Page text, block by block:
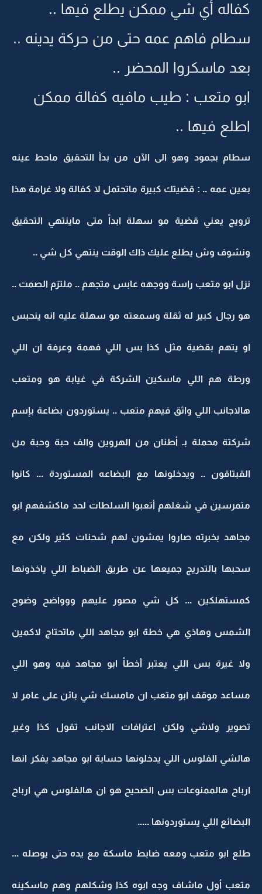
كفاله أي شي ممكن يطلع فيها ..
سطام فاهم عمه حتى من حركة يدينه ..
بعد ماسكروا المحضر ..
ابو متعب : طيب مافيه كفالة ممكن
اطلع فيها ..
سطام بجمود وهو الى الآن من بدأ التحقيق ماحط عينه
بعين عمه .. : قضيتك كبيرة ماتحتمل لا كفالة ولا غرامة هذا
ترويج يعني قضية مو سهلة ابداً متى ماينتهي التحقيق
ونشوف وش يطلع عليك ذاك الوقت ينتهي كل شي ..
نزل ابو متعب راسة ووجهه عابس متجهم .. ملتزم الصمت ..
هو رجال كبير له ثقلة وسمعته مو سهلة عليه انه ينحبس
او يتهم بقضية مثل كذا بس اللي فهمة وعرفة ان اللي
ورطة هم اللي ماسكين الشركة في غيابة هو ومتعب
هالاجانب اللي واثق فيهم متعب .. يستوردون بضاعة بإسم
شركتة محملة بـ أطنان من الهروين والف حبة وحبة من
القبتاقون .. ويدخلونها مع البضاعه المستوردة ... كانوا
متمرسين في شغلهم أتعبوا السلطات لحد ماكشفهم ابو
مجاهد بخبرته صاروا يمشون لهم شحنات كثير ولكن مع
سحبها بالتدريج جميعها عن طريق الضباط اللي ياخذونها
كمستهلكين ... كل شي مصور عليهم ووواضح وضوح
الشمس وهاذي هي خطة ابو مجاهد اللي ماتحتاج لاكمين
ولا غيرة بس اللي يعتبر أخطأ ابو مجاهد فيه وهو اللي
مساعد موقف ابو متعب ان مامسك شي بائن على عامر لا
تصوير ولاشي ولكن اعترافات الاجانب تقول كذا وغير
هالشي الفلوس اللي يدخلونها حسابة ابو مجاهد يفكر انها
ارباح هالممنوعات بس الصحيح هو ان هالفلوس هي ارباح
البضائع اللي يستوردونها .....
طلع ابو متعب ومعه ضابط ماسكة مع يده حتى يوصله ...
متعب أول ماشاف وجه ابوه كذا وشكلهم وهم ماسكينه